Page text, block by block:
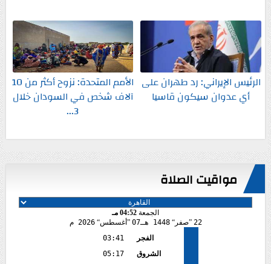
الرئيس الإيراني: رد طهران على
أي عدوان سيكون قاسيا
الأمم المتحدة: نزوح أكثر من 10
آلاف شخص في السودان خلال
3...
مواقيت الصلاة
الجمعة 04:52 مـ
22
صفر 1448 هـ 07 أغسطس 2026 م
الفجر
03:41
الشروق
05:17